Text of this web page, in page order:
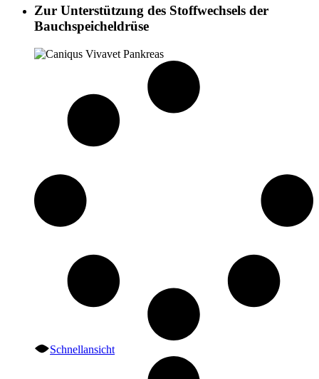
Zur Unterstützung des Stoffwechsels der
Bauchspeicheldrüse
Schnellansicht